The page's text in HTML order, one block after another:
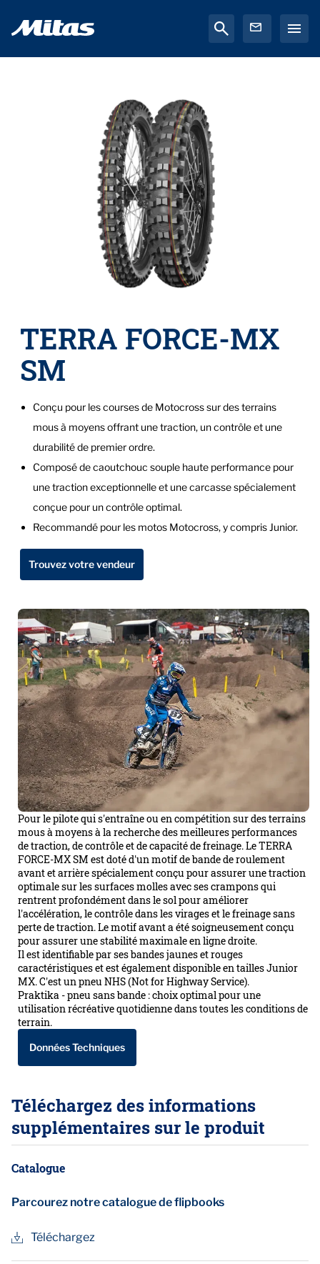
TERRA FORCE-MX
SM
Conçu pour les courses de Motocross sur des terrains
mous à moyens offrant une traction, un contrôle et une
durabilité de premier ordre.
Composé de caoutchouc souple haute performance pour
une traction exceptionnelle et une carcasse spécialement
conçue pour un contrôle optimal.
Recommandé pour les motos Motocross, y compris Junior.
Trouvez votre vendeur
Pour le pilote qui s'entraîne ou en compétition sur des terrains
mous à moyens à la recherche des meilleures performances
de traction, de contrôle et de capacité de freinage. Le TERRA
FORCE-MX SM est doté d'un motif de bande de roulement
avant et arrière spécialement conçu pour assurer une traction
optimale sur les surfaces molles avec ses crampons qui
rentrent profondément dans le sol pour améliorer
l'accélération, le contrôle dans les virages et le freinage sans
perte de traction. Le motif avant a été soigneusement conçu
pour assurer une stabilité maximale en ligne droite.
Il est identifiable par ses bandes jaunes et rouges
caractéristiques et est également disponible en tailles Junior
MX. C'est un pneu NHS (Not for Highway Service).
Praktika - pneu sans bande : choix optimal pour une
utilisation récréative quotidienne dans toutes les conditions de
terrain.
Données Techniques
Téléchargez des informations
supplémentaires sur le produit
Catalogue
Parcourez notre catalogue de flipbooks
Téléchargez